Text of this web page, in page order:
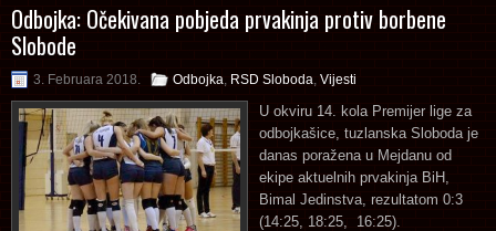
Odbojka: Očekivana pobjeda prvakinja protiv borbene
Slobode
3. Februara 2018. Odbojka RSD Sloboda Vijesti
U okviru 14. kola Premijer lige za
odbojkašice, tuzlanska Sloboda je
danas poražena u Mejdanu od
ekipe aktuelnih prvakinja BiH,
Bimal Jedinstva, rezultatom 0:3
(14:25, 18:25, 16:25).